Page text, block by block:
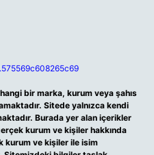
bir marka, kurum veya şahıs
Sitede yalnızca kendi
Burada yer alan içerikler
kurum ve kişiler hakkında
kurum ve kişiler ile isim